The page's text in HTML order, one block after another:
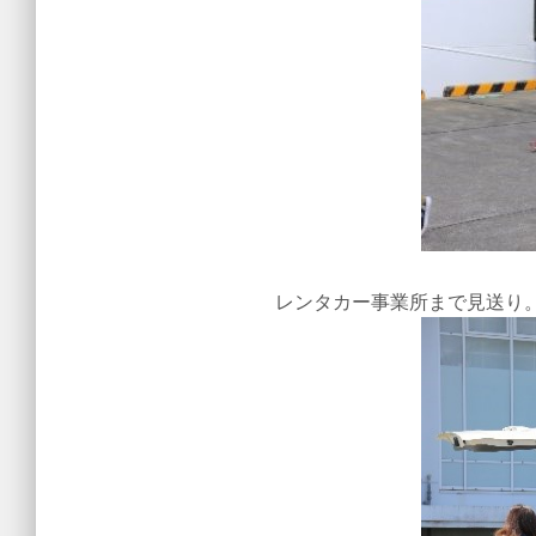
レンタカー事業所まで見送り